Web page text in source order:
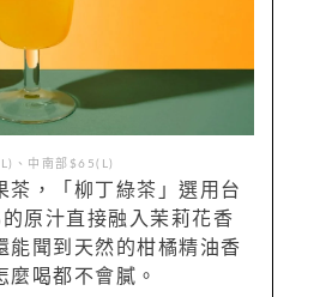
、中南部$65(L)
茶，「柳丁綠茶」選用台
原汁直接融入茉莉花香
能聞到天然的柑橘精油香
麼喝都不會膩。